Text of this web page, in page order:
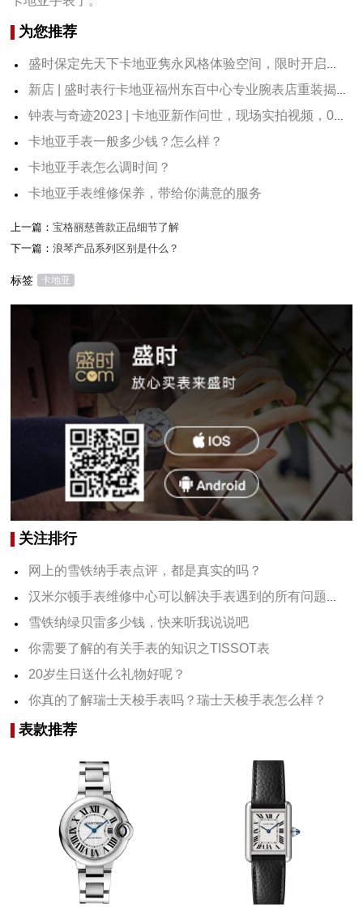
为您推荐
盛时保定先天下卡地亚隽永风格体验空间，限时开启，快来打卡！
新店 | 盛时表行卡地亚福州东百中心专业腕表店重装揭幕
钟表与奇迹2023 | 卡地亚新作问世，现场实拍视频，0距离看表
卡地亚手表一般多少钱？怎么样？
卡地亚手表怎么调时间？
卡地亚手表维修保养，带给你满意的服务
上一篇：宝格丽慈善款正品细节了解
下一篇：浪琴产品系列区别是什么？
标签 卡地亚
关注排行
网上的雪铁纳手表点评，都是真实的吗？
汉米尔顿手表维修中心可以解决手表遇到的所有问题吗？
雪铁纳绿贝雷多少钱，快来听我说说吧
你需要了解的有关手表的知识之TISSOT表
20岁生日送什么礼物好呢？
你真的了解瑞士天梭手表吗？瑞士天梭手表怎么样？
表款推荐